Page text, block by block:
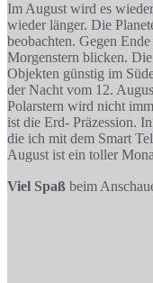
Im August wird es
wieder länger. Die
beobachten. Gegen
Morgenstern blicken.
Objekten günstig im
der Nacht vom 12.
Polarstern wird nicht
ist die Erd- Präzession.
die ich mit dem Smart
August ist ein toller
Viel Spaß beim